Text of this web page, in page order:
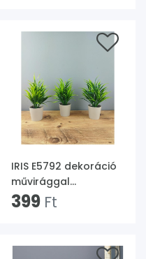
IRIS E5792 dekoráció
művirággal
cserépben 10x19cm
399 Ft